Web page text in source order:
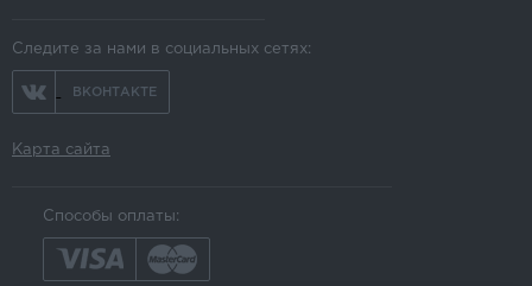
Следите за нами в социальных сетях:
ВКОНТАКТЕ
Карта сайта
Способы оплаты: